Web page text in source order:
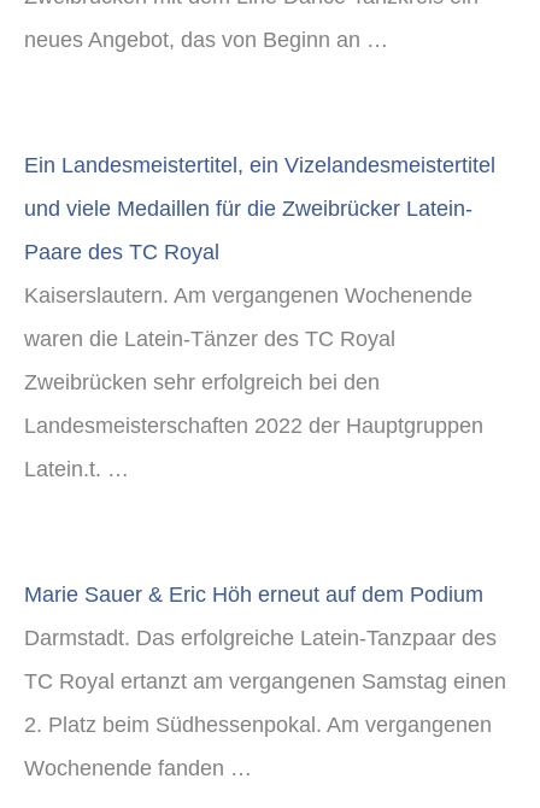
neues Angebot, das von Beginn an …
Ein Landesmeistertitel, ein Vizelandesmeistertitel
und viele Medaillen für die Zweibrücker Latein-
Paare des TC Royal
Kaiserslautern. Am vergangenen Wochenende
waren die Latein-Tänzer des TC Royal
Zweibrücken sehr erfolgreich bei den
Landesmeisterschaften 2022 der Hauptgruppen
Latein.t. …
Marie Sauer & Eric Höh erneut auf dem Podium
Darmstadt. Das erfolgreiche Latein-Tanzpaar des
TC Royal ertanzt am vergangenen Samstag einen
2. Platz beim Südhessenpokal. Am vergangenen
Wochenende fanden …